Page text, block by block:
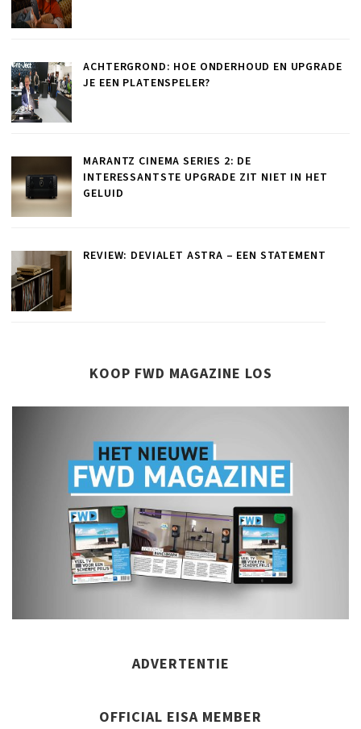
ACHTERGROND: HOE ONDERHOUD EN UPGRADE
JE EEN PLATENSPELER?
MARANTZ CINEMA SERIES 2: DE
INTERESSANTSTE UPGRADE ZIT NIET IN HET
GELUID
REVIEW: DEVIALET ASTRA – EEN STATEMENT
KOOP FWD MAGAZINE LOS
ADVERTENTIE
OFFICIAL EISA MEMBER